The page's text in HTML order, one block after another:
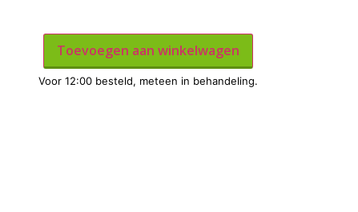
Toevoegen aan winkelwagen